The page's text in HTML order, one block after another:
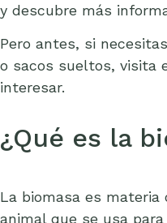
y descubre más
Pero antes, si
o sacos sueltos, visita
interesar.
¿Qué es la
La biomasa es materia
animal que se usa